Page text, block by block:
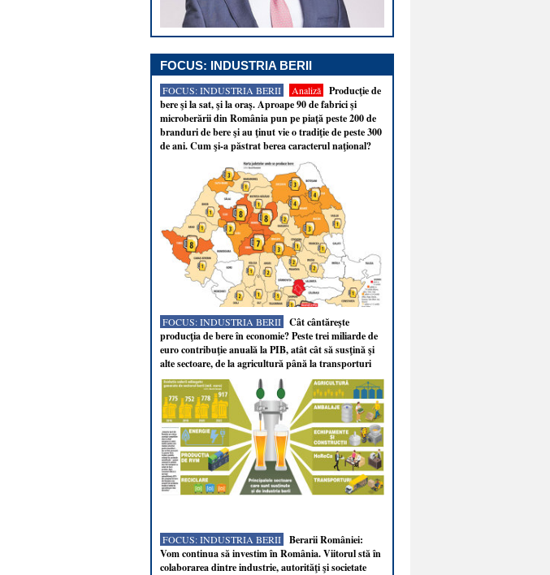
FOCUS: INDUSTRIA BERII
FOCUS: INDUSTRIA BERII Analiză
Producţie de
bere şi la sat, şi la oraş. Aproape 90 de fabrici şi
microberării din România pun pe piaţă peste 200 de
branduri de bere şi au ţinut vie o tradiţie de peste 300
de ani. Cum şi-a păstrat berea caracterul naţional?
FOCUS: INDUSTRIA BERII
Cât cântăreşte
producţia de bere în economie? Peste trei miliarde de
euro contribuţie anuală la PIB, atât cât să susţină şi
alte sectoare, de la agricultură până la transporturi
FOCUS: INDUSTRIA BERII
Berarii României:
Vom continua să investim în România. Viitorul stă în
colaborarea dintre industrie, autorităţi şi societate